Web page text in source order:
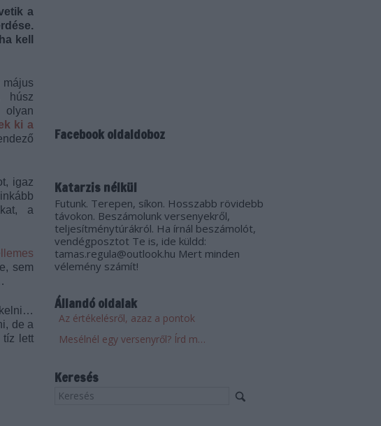
a
kell
május
húsz
ki a
igaz
a
sem
de a
tíz lett
Facebook oldaldoboz
Katarzis nélkül
Futunk. Terepen, síkon. Hosszabb rövidebb
távokon. Beszámolunk versenyekről,
teljesítménytúrákról. Ha írnál beszámolót,
vendégposztot Te is, ide küldd:
tamas.regula@outlook.hu Mert minden
vélemény számít!
Állandó oldalak
Az értékelésről, azaz a pontok
Mesélnél egy versenyről? Írd meg! Küldd el!
Keresés